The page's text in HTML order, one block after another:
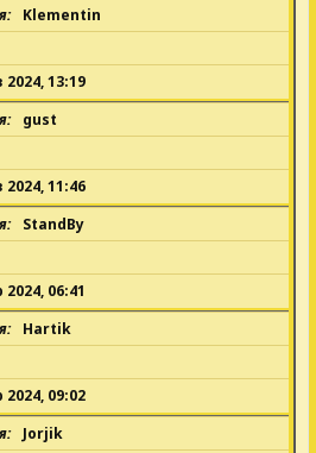
Klementin
13:19
gust
2024, 11:46
StandBy
06:41
Hartik
2024, 09:02
Jorjik